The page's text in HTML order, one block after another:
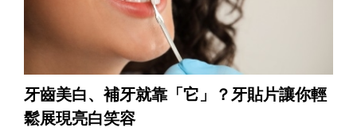
牙齒美白、補牙就靠「它」？牙貼片讓你輕
鬆展現亮白笑容